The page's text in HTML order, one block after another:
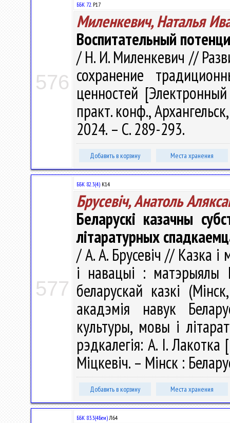
576
ББК 72.Р17
Миленкевич, Наталья
Воспитательный
/ Н. И. Миленкевич //
сохранение
ценностей
практ. конф.,
2024. – С. 289-293.
Добавить в корзину Места хранения
577
ББК 82.3(4) К14
Брусевіч, Анатоль
Беларускі казачны
літаратурных
/ А. А. Брусевіч // Казка
і навацыі : матэрыялы
беларускай казкі
акадэмія навук
культуры, мовы і
рэдкалегія: А. І.
Міцкевіч. – Мінск :
Добавить в корзину Места хранения
ББК 83.3(4Беи)Л64